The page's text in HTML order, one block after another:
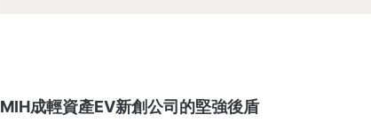
MIH成輕資產EV新創公司的堅強後盾